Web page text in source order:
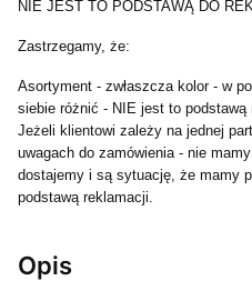
NIE JEST TO PODSTAWĄ DO
Zastrzegamy, że:
Asortyment - zwłaszcza kolor - w
siebie różnić - NIE jest to podstawą
Jeżeli klientowi zależy na jednej
uwagach do zamówienia - nie
dostajemy i są sytuację, że mamy
podstawą reklamacji.
Opis